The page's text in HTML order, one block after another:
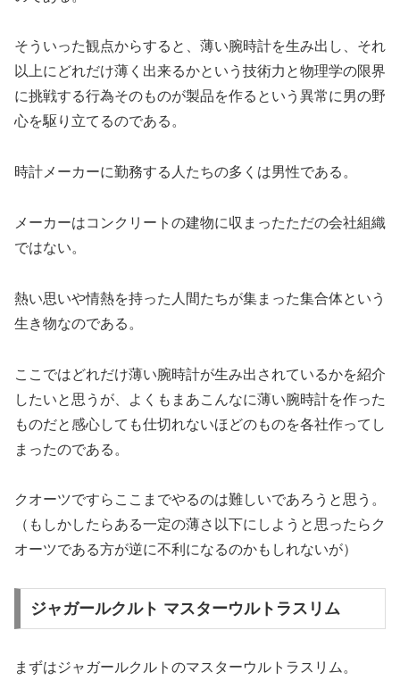
そういった観点からすると、薄い腕時計を生み出し、それ
以上にどれだけ薄く出来るかという技術力と物理学の限界
に挑戦する行為そのものが製品を作るという異常に男の野
心を駆り立てるのである。
時計メーカーに勤務する人たちの多くは男性である。
メーカーはコンクリートの建物に収まったただの会社組織
ではない。
熱い思いや情熱を持った人間たちが集まった集合体という
生き物なのである。
ここではどれだけ薄い腕時計が生み出されているかを紹介
したいと思うが、よくもまあこんなに薄い腕時計を作った
ものだと感心しても仕切れないほどのものを各社作ってし
まったのである。
クオーツですらここまでやるのは難しいであろうと思う。
（もしかしたらある一定の薄さ以下にしようと思ったらク
オーツである方が逆に不利になるのかもしれないが）
ジャガールクルト マスターウルトラスリム
まずはジャガールクルトのマスターウルトラスリム。